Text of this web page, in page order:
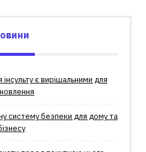
інсульту є вирішальними для
систему безпеки для дому та